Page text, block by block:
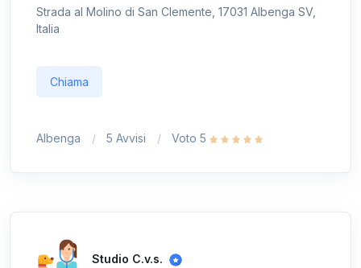
Strada al Molino di San Clemente, 17031 Albenga SV,
Italia
Chiama
Albenga 5 Avvisi Voto 5
Studio C.v.s.